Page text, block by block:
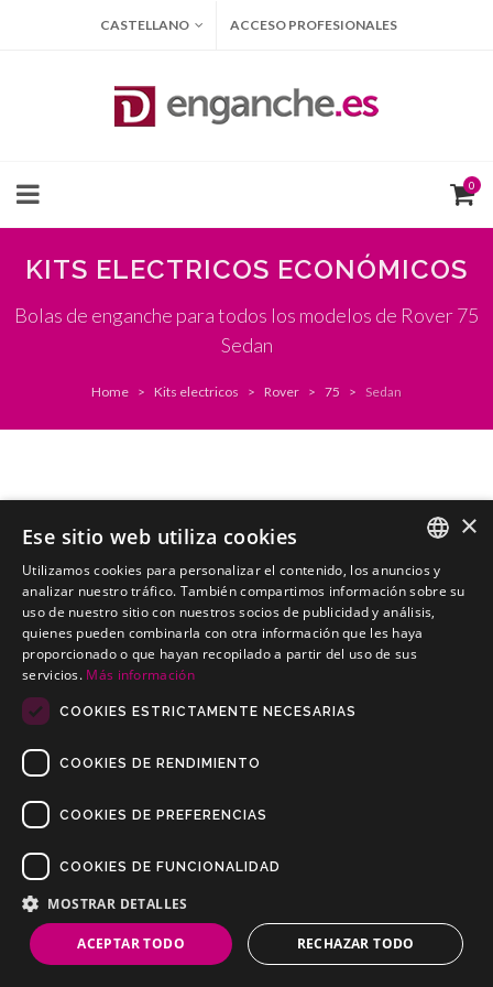
CASTELLANO ACCESO PROFESIONALES
0
KITS ELECTRICOS ECONÓMICOS
Bolas de enganche para todos los modelos de Rover 75
Sedan
Home Kits electricos Rover 75 Sedan
ROVER 75 Sedan 01-01-1999 a 31-12-2005
Kits electricos económicos para ROVER 75 Sedan 01-01-1999 a
31-12-2005
Copyrights © 2019 Todos los Derechos Reservados Dilusur, S.L.
Condiciones de Venta /
Política de Privacidad
/Política de Cookies
SPANISH
PORTUGUESE
×
Ese sitio web utiliza cookies
Utilizamos cookies para personalizar el contenido, los anuncios y
analizar nuestro tráfico. También compartimos información sobre su
uso de nuestro sitio con nuestros socios de publicidad y análisis,
quienes pueden combinarla con otra información que les haya
proporcionado o que hayan recopilado a partir del uso de sus
servicios. Más información
COOKIES ESTRICTAMENTE NECESARIAS
COOKIES DE RENDIMIENTO
COOKIES DE PREFERENCIAS
COOKIES DE FUNCIONALIDAD
MOSTRAR DETALLES
ACEPTAR TODO RECHAZAR TODO